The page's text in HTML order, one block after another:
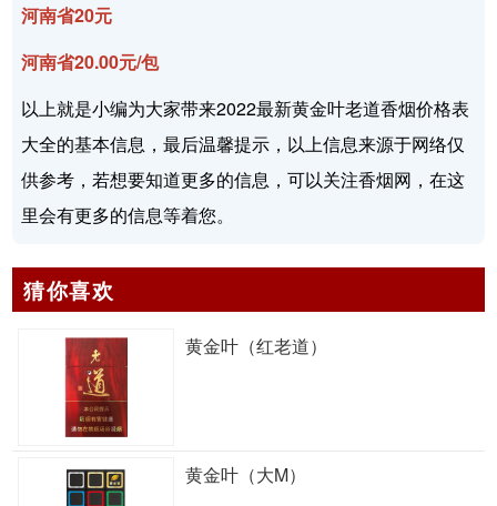
河南省20元
河南省20.00元/包
以上就是小编为大家带来2022最新黄金叶老道香烟价格表
大全的基本信息，最后温馨提示，以上信息来源于网络仅
供参考，若想要知道更多的信息，可以关注香烟网，在这
里会有更多的信息等着您。
猜你喜欢
黄金叶（红老道）
黄金叶（大M）